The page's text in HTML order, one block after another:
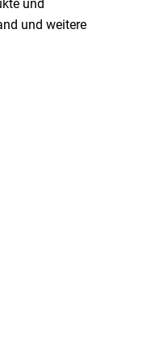
und
und weitere